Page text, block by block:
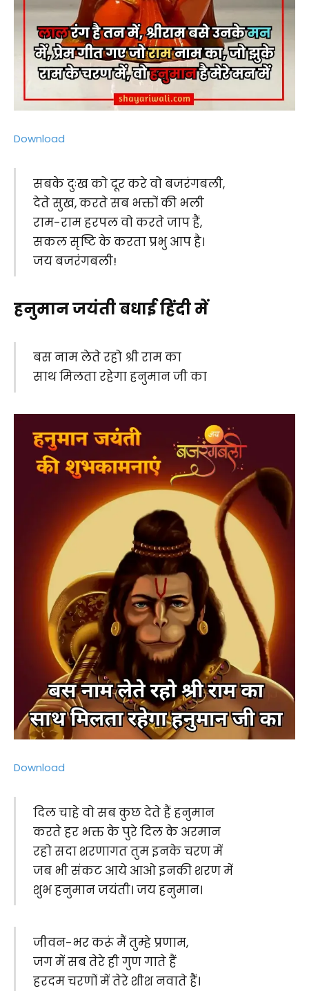
Download
सबके दुःख को दूर करे वो बजरंगबली,
देते सुख, करते सब भक्तों की भली
राम-राम हरपल वो करते जाप हैं,
सकल सृष्टि के करता प्रभु आप है।
जय बजरंगबली!
हनुमान जयंती बधाई हिंदी में
बस नाम लेते रहो श्री राम का
साथ मिलता रहेगा हनुमान जी का
Download
दिल चाहे वो सब कुछ देते हैं हनुमान
करते हर भक्त के पुरे दिल के अरमान
रहो सदा शरणागत तुम इनके चरण में
जब भी संकट आये आओ इनकी शरण में
शुभ हनुमान जयंती। जय हनुमान।
जीवन-भर करूं मैं तुम्हे प्रणाम,
जग में सब तेरे ही गुण गाते हैं
हरदम चरणों में तेरे शीश नवाते हैं।